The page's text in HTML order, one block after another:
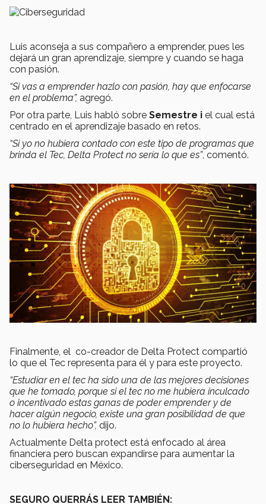
Luis aconseja a sus compañero a emprender, pues les
dejará un gran aprendizaje, siempre y cuando se haga
con pasión.
“Si vas a emprender hazlo con pasión, hay que enfocarse
en el problema”, agregó.
Por otra parte, Luis habló sobre Semestre i el cual está
centrado en el aprendizaje basado en retos.
“Si yo no hubiera contado con este tipo de programas que
brinda el Tec, Delta Protect no sería lo que es”, comentó.
Finalmente, el co-creador de Delta Protect compartió
lo que el Tec representa para él y para este proyecto.
“Estudiar en el tec ha sido una de las mejores decisiones
que he tomado, porque si el tec no me hubiera inculcado
o incentivado estas ganas de poder emprender y de
hacer algún negocio, existe una gran posibilidad de que
no lo hubiera hecho”, dijo.
Actualmente Delta protect está enfocado al área
financiera pero buscan expandirse para aumentar la
ciberseguridad en México.
SEGURO QUERRÁS LEER TAMBIÉN: